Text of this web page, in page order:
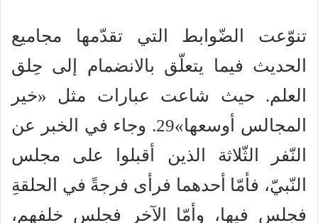
تنوّعت الضّوابط التي تقدّمها مجاميع
الحديث فيما يتعلّق بالانضمام إلى حِلق
العلم. حيث شاعت عبارات مثل «خير
المجالس أوسعها»29. وجاء في الخبر عن
النّفر الثّلاثة الذين أقبلوا على مجلس
النّبيّ، فأمّا أحدهما فرأى فرجةً في الحلقةِ
فجلس فيها، وأمّا الآخر فجلس خلفهم،